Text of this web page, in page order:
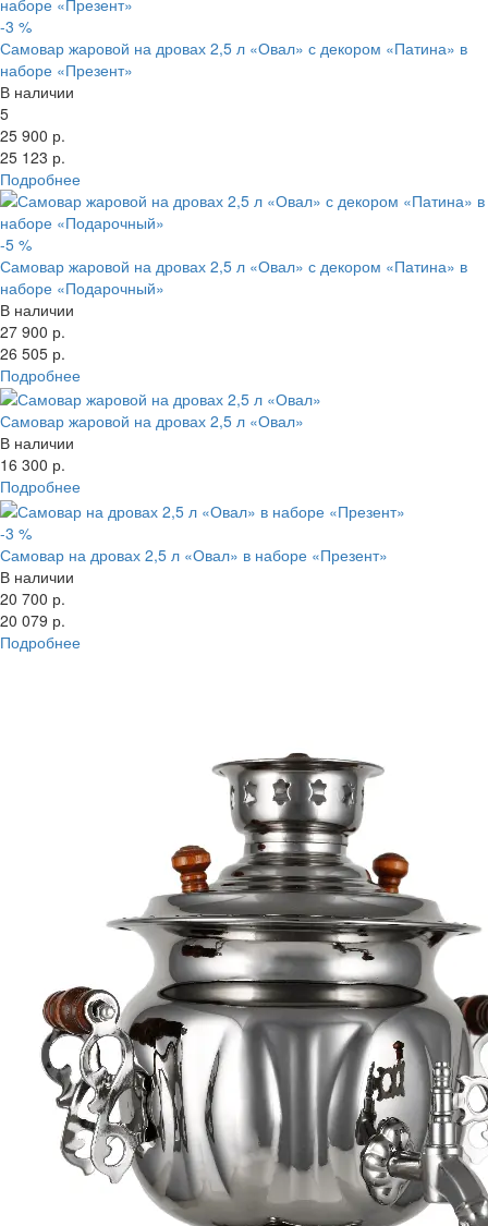
Походные
В наборах
Свернуть категории
Свернуть категории
-3 %
Самовар жаровой на дровах 2,5 л «Овал» с декором «Патина» в
наборе «Презент»
В наличии
5
25 900 р.
25 123 р.
Подробнее
-5 %
Самовар жаровой на дровах 2,5 л «Овал» с декором «Патина» в
наборе «Подарочный»
В наличии
27 900 р.
26 505 р.
Подробнее
Самовар жаровой на дровах 2,5 л «Овал»
В наличии
16 300 р.
Подробнее
-3 %
Самовар на дровах 2,5 л «Овал» в наборе «Презент»
В наличии
20 700 р.
20 079 р.
Подробнее